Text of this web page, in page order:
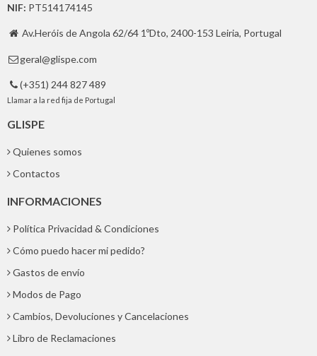
NIF: PT514174145
 Av.Heróis de Angola 62/64 1ºDto, 2400-153 Leiria, Portugal
 geral@glispe.com
 (+351) 244 827 489
Llamar a la red fija de Portugal
GLISPE
Quienes somos
Contactos
INFORMACIONES
Política Privacidad & Condiciones
Cómo puedo hacer mi pedido?
Gastos de envío
Modos de Pago
Cambios, Devoluciones y Cancelaciones
Libro de Reclamaciones